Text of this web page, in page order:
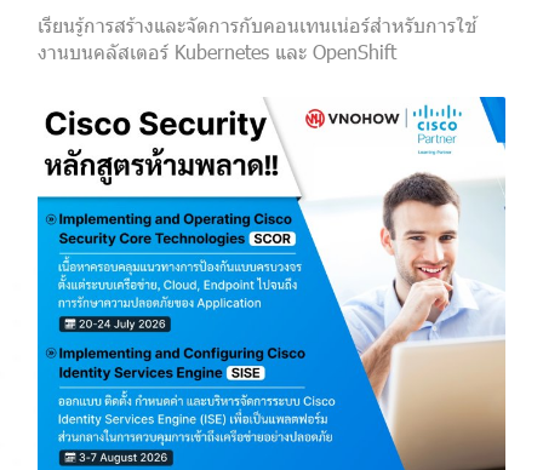
เรียนรู้การสร้างและจัดการกับคอนเทนเน่อร์สำหรับการใช้
งานบนคลัสเตอร์ Kubernetes และ OpenShift